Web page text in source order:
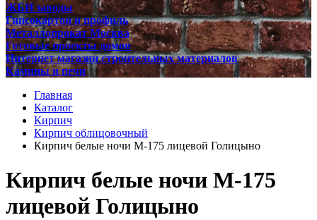
ЖБИ заводы
Гипсокартон и профиль
Металлопрокат Москва
Готовые проекты домов
Интернет магазин строительных материалов
Камины и печи
Главная
Каталог
Кирпич
Кирпич облицовочный
Кирпич белые ночи М-175 лицевой Голицыно
Кирпич белые ночи М-175
лицевой Голицыно